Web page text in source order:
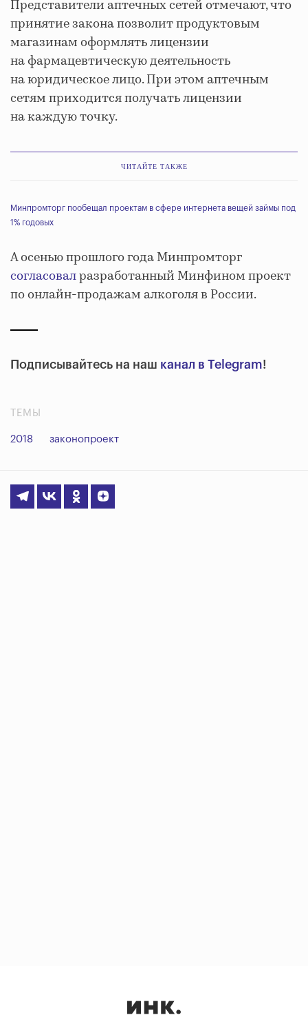
Представители аптечных сетей отмечают, что
принятие закона позволит продуктовым
магазинам оформлять лицензии
на фармацевтическую деятельность
на юридическое лицо. При этом аптечным
сетям приходится получать лицензии
на каждую точку.
ЧИТАЙТЕ ТАКЖЕ
Минпромторг пообещал проектам в сфере интернета вещей займы под
1% годовых
А осенью прошлого года Минпромторг
согласовалразработанный Минфином проект
по онлайн-продажам алкоголя в России.
Подписывайтесь на наш канал в Telegram!
ТЕМЫ
2018 законопроект